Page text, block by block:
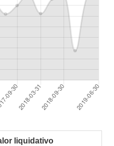
liquidativo